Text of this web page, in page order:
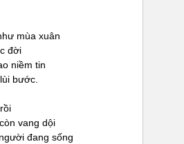
mùa xuân
đời
niềm tin
bước.
vang dội
đang sống